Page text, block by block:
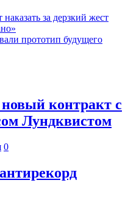
за дерзкий жест
прототип будущего
контракт с
Лундквистом
0